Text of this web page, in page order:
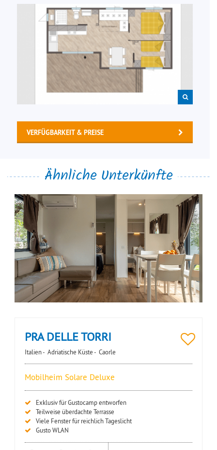
VERFÜGBARKEIT & PREISE
Ähnliche Unterkünfte
PRA DELLE TORRI
Italien - Adriatische Küste - Caorle
Mobilheim Solare Deluxe
Exklusiv für Gustocamp entworfen
Teilweise überdachte Terrasse
Viele Fenster für reichlich Tageslicht
Gusto WLAN